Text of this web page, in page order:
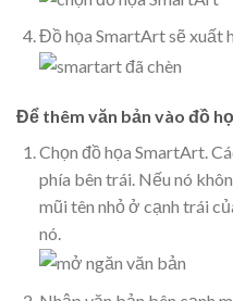
Đồ họa SmartArt sẽ xuất
Để thêm văn bản vào đồ
Chọn đồ họa SmartArt.
phía bên trái. Nếu nó
mũi tên nhỏ ở cạnh trái
nó.